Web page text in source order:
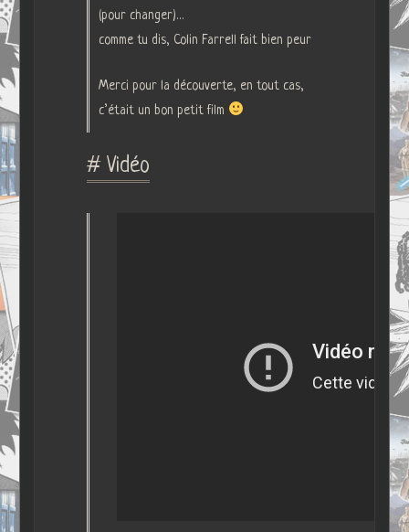
(pour changer)…
comme tu dis, Colin Farrell fait bien peur
Merci pour la découverte, en tout cas,
c’était un bon petit film
# Vidéo